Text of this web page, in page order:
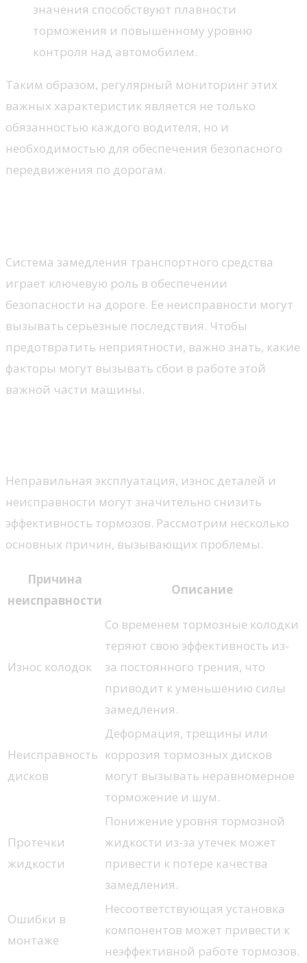
значения способствуют плавности
торможения и повышенному уровню
контроля над автомобилем.
Таким образом, регулярный мониторинг этих
важных характеристик является не только
обязанностью каждого водителя, но и
необходимостью для обеспечения безопасного
передвижения по дорогам.
Система замедления транспортного средства
играет ключевую роль в обеспечении
безопасности на дороге. Ее неисправности могут
вызывать серьезные последствия. Чтобы
предотвратить неприятности, важно знать, какие
факторы могут вызывать сбои в работе этой
важной части машины.
Неправильная эксплуатация, износ деталей и
неисправности могут значительно снизить
эффективность тормозов. Рассмотрим несколько
основных причин, вызывающих проблемы.
Причина
неисправности
Описание
Износ колодок
Со временем тормозные колодки
теряют свою эффективность из-
за постоянного трения, что
приводит к уменьшению силы
замедления.
Неисправность
дисков
Деформация, трещины или
коррозия тормозных дисков
могут вызывать неравномерное
торможение и шум.
Протечки
жидкости
Понижение уровня тормозной
жидкости из-за утечек может
привести к потере качества
замедления.
Ошибки в
монтаже
Несоответствующая установка
компонентов может привести к
неэффективной работе тормозов.